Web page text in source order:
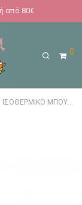
από 80€
0
ΜΠΟΥΚΑΛΙ 320ML ΨΑΡΑΚΙΑ ION8